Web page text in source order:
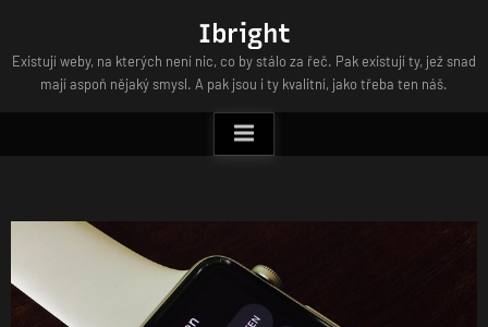
content
Ibright
Existují weby, na kterých není nic, co by stálo za řeč. Pak existují ty, jež snad
mají aspoň nějaký smysl. A pak jsou i ty kvalitní, jako třeba ten náš.